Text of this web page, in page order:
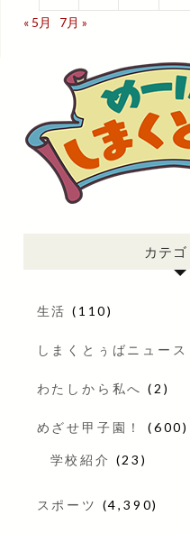
« 5月
7月 »
カテ
生活 (110)
しまくとぅばニュース
わたしから私へ (2)
めざせ甲子園！ (600)
学校紹介 (23)
スポーツ (4,390)